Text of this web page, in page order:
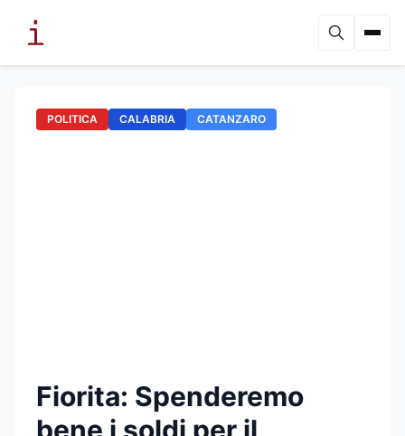
POLITICA CALABRIA CATANZARO
Fiorita: Spenderemo